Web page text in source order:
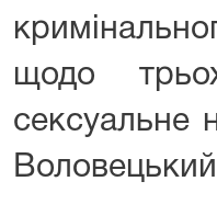
щодо
сексуальне